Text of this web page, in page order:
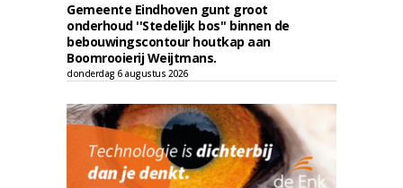
Gemeente Eindhoven gunt groot
onderhoud ''Stedelijk bos'' binnen de
bebouwingscontour houtkap aan
Boomrooierij Weijtmans.
donderdag 6 augustus 2026